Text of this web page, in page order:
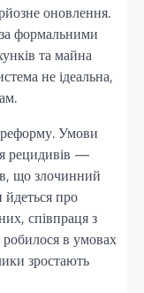
оновлення.
формальними
та майна
не ідеальна,
реформу. Умови
рецидивів —
що злочинний
йдеться про
співпраця з
в умовах
зростають